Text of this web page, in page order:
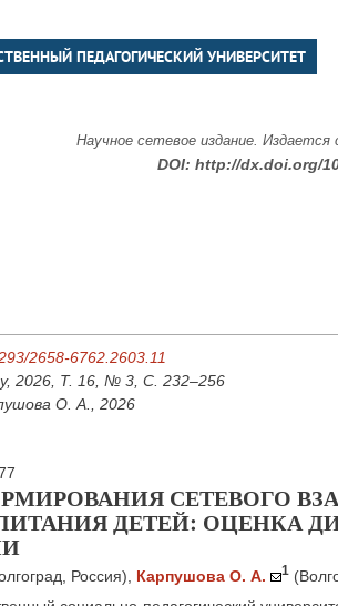
ПЕДАГОГИЧЕСКИЙ УНИВЕРСИТЕТ
Научное сетевое издание. Издается
DOI: http://dx.doi.org/
2658-6762.2603.11
2026, Т. 16, № 3, С. 232–256
О. А., 2026
СЕТЕВОГО
ДЕТЕЙ: ОЦЕНКА
Россия) Карпушова О. А. 1